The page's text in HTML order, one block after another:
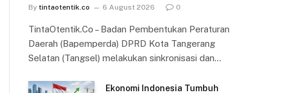
By tintaotentik.co 6 August 2026 0
TintaOtentik.Co – Badan Pembentukan Peraturan
Daerah (Bapemperda) DPRD Kota Tangerang
Selatan (Tangsel) melakukan sinkronisasi dan…
Ekonomi Indonesia Tumbuh